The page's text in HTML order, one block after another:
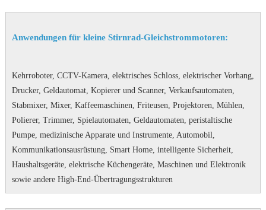
Anwendungen für kleine Stirnrad-Gleichstrommotoren:
Kehrroboter, CCTV-Kamera, elektrisches Schloss, elektrischer Vorhang,
Drucker, Geldautomat, Kopierer und Scanner, Verkaufsautomaten,
Stabmixer, Mixer, Kaffeemaschinen, Friteusen, Projektoren, Mühlen,
Polierer, Trimmer, Spielautomaten, Geldautomaten, peristaltische
Pumpe, medizinische Apparate und Instrumente, Automobil,
Kommunikationsausrüstung, Smart Home, intelligente Sicherheit,
Haushaltsgeräte, elektrische Küchengeräte, Maschinen und Elektronik
sowie andere High-End-Übertragungsstrukturen